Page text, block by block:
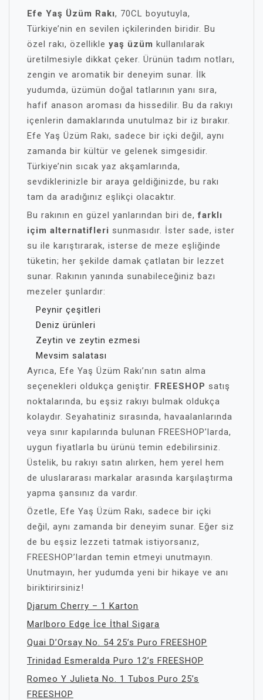
Efe Yaş Üzüm Rakı, 70CL boyutuyla,
Türkiye’nin en sevilen içkilerinden biridir. Bu
özel rakı, özellikle yaş üzüm kullanılarak
üretilmesiyle dikkat çeker. Ürünün tadım notları,
zengin ve aromatik bir deneyim sunar. İlk
yudumda, üzümün doğal tatlarının yanı sıra,
hafif anason aroması da hissedilir. Bu da rakıyı
içenlerin damaklarında unutulmaz bir iz bırakır.
Efe Yaş Üzüm Rakı, sadece bir içki değil, aynı
zamanda bir kültür ve gelenek simgesidir.
Türkiye’nin sıcak yaz akşamlarında,
sevdiklerinizle bir araya geldiğinizde, bu rakı
tam da aradığınız eşlikçi olacaktır.
Bu rakının en güzel yanlarından biri de,farklı
içim alternatifleri sunmasıdır. İster sade, ister
su ile karıştırarak, isterse de meze eşliğinde
tüketin; her şekilde damak çatlatan bir lezzet
sunar. Rakının yanında sunabileceğiniz bazı
mezeler şunlardır:
Peynir çeşitleri
Deniz ürünleri
Zeytin ve zeytin ezmesi
Mevsim salatası
Ayrıca, Efe Yaş Üzüm Rakı’nın satın alma
seçenekleri oldukça geniştir. FREESHOP satış
noktalarında, bu eşsiz rakıyı bulmak oldukça
kolaydır. Seyahatiniz sırasında, havaalanlarında
veya sınır kapılarında bulunan FREESHOP’larda,
uygun fiyatlarla bu ürünü temin edebilirsiniz.
Üstelik, bu rakıyı satın alırken, hem yerel hem
de uluslararası markalar arasında karşılaştırma
yapma şansınız da vardır.
Özetle, Efe Yaş Üzüm Rakı, sadece bir içki
değil, aynı zamanda bir deneyim sunar. Eğer siz
de bu eşsiz lezzeti tatmak istiyorsanız,
FREESHOP’lardan temin etmeyi unutmayın.
Unutmayın, her yudumda yeni bir hikaye ve anı
biriktirirsiniz!
Djarum Cherry – 1 Karton
Marlboro Edge İce İthal Sigara
Quai D’Orsay No. 54 25’s Puro FREESHOP
Trinidad Esmeralda Puro 12’s FREESHOP
Romeo Y Julieta No. 1 Tubos Puro 25’s
FREESHOP